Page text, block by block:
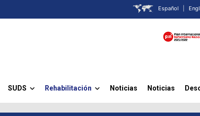
Español
SUDS Rehabilitación Noticias Noticias